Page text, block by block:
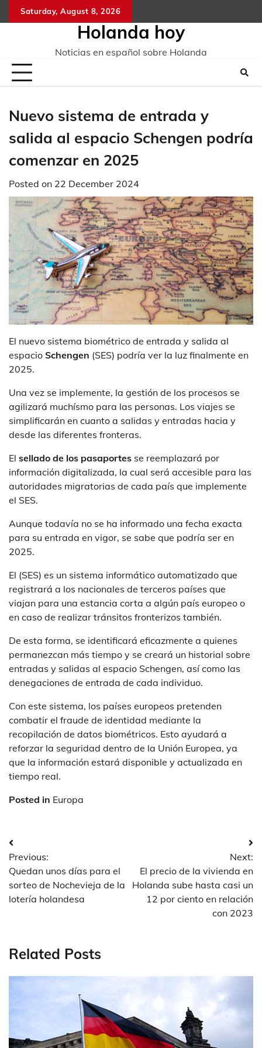
to
Saturday, August 8, 2026
Holanda hoy
Noticias en español sobre Holanda
Nuevo sistema de entrada y
salida al espacio Schengen podría
comenzar en 2025
Posted on 22 December 2024
El nuevo sistema biométrico de entrada y salida al
espacio Schengen (SES) podría ver la luz finalmente en
2025.
Una vez se implemente, la gestión de los procesos se
agilizará muchísmo para las personas. Los viajes se
simplificarán en cuanto a salidas y entradas hacia y
desde las diferentes fronteras.
El sellado de los pasaportes se reemplazará por
información digitalizada, la cual será accesible para las
autoridades migratorias de cada país que implemente
el SES.
Aunque todavía no se ha informado una fecha exacta
para su entrada en vigor, se sabe que podría ser en
2025.
El (SES) es un sistema informático automatizado que
registrará a los nacionales de terceros países que
viajan para una estancia corta a algún país europeo o
en caso de realizar tránsitos fronterizos también.
De esta forma, se identificará eficazmente a quienes
permanezcan más tiempo y se creará un historial sobre
entradas y salidas al espacio Schengen, así como las
denegaciones de entrada de cada individuo.
Con este sistema, los países europeos pretenden
combatir el fraude de identidad mediante la
recopilación de datos biométricos. Esto ayudará a
reforzar la seguridad dentro de la Unión Europea, ya
que la información estará disponible y actualizada en
tiempo real.
Posted in Europa
Post
navigation
Previous:
Quedan unos días para el
sorteo de Nochevieja de la
lotería holandesa
Next:
El precio de la vivienda en
Holanda sube hasta casi un
12 por ciento en relación
con 2023
Related Posts